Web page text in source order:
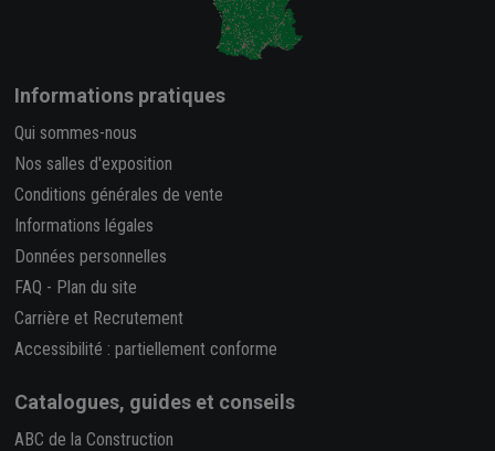
Informations pratiques
Qui sommes-nous
Nos salles d'exposition
Conditions générales de vente
Informations légales
Données personnelles
FAQ - Plan du site
Carrière et Recrutement
Accessibilité : partiellement conforme
Catalogues, guides et conseils
ABC de la Construction